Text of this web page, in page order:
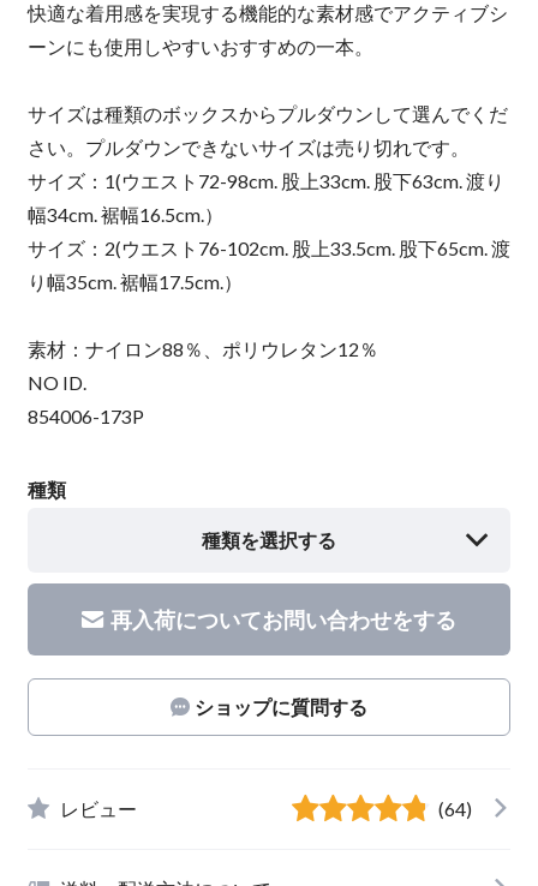
快適な着用感を実現する機能的な素材感でアクティブシ
ーンにも使用しやすいおすすめの一本。
サイズは種類のボックスからプルダウンして選んでくだ
さい。プルダウンできないサイズは売り切れです。
サイズ：1(ウエスト72-98cm. 股上33cm. 股下63cm. 渡り
幅34cm. 裾幅16.5cm.）
サイズ：2(ウエスト76-102cm. 股上33.5cm. 股下65cm. 渡
り幅35cm. 裾幅17.5cm.）
素材：ナイロン88％、ポリウレタン12％
NO ID.
854006-173P
種類
種類を選択する
再入荷についてお問い合わせをする
ショップに質問する
レビュー (64)